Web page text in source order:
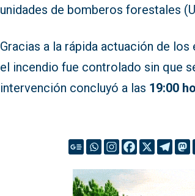
unidades de bomberos forestales
Gracias a la rápida actuación de
el incendio fue controlado sin que
intervención concluyó a las 19:00